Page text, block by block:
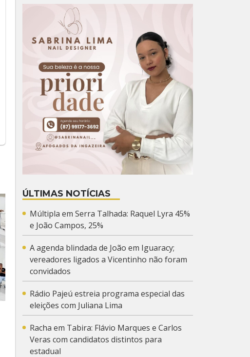
ÚLTIMAS NOTÍCIAS
Múltipla em Serra Talhada: Raquel Lyra 45%
e João Campos, 25%
A agenda blindada de João em Iguaracy;
vereadores ligados a Vicentinho não foram
convidados
Rádio Pajeú estreia programa especial das
eleições com Juliana Lima
Racha em Tabira: Flávio Marques e Carlos
Veras com candidatos distintos para
estadual